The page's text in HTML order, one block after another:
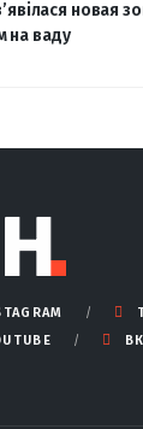
новая
на ваду